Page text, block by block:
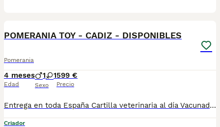
POMERANIA TOY - CADIZ - DISPONIBLES
Pomerania
4 meses
Edad
1 1
Sexo
599 €
Precio
Entrega en toda España Cartilla veterinaria al día Vacunados y desparasitados según edad Microchip incluido Revisados por veterinario Cachorros socializados y acostumbrados al contacto humano Asesoramiento antes y después de la entrega 610864702 ADEMAS NO COBRAMOS NI UN EURO POR ADELANTADO , PASA QUE PAGAS Y LUEGO NO TE LLEGA NADA !!!!! los cachorros están socializados y en perfectas condiciones , mejor escríbenos al what y te detallamos info si quieres tener una buena experiencia este es tu sitio. . GRACIAS ....................................................................... SALUDOS GRAX
Criador